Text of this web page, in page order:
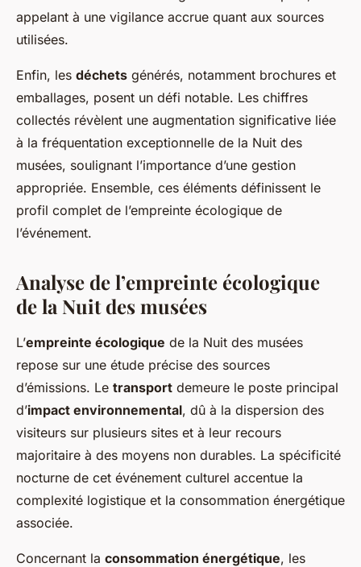
appelant à une vigilance accrue quant aux sources
utilisées.
Enfin, les déchets générés, notamment brochures et
emballages, posent un défi notable. Les chiffres
collectés révèlent une augmentation significative liée
à la fréquentation exceptionnelle de la Nuit des
musées, soulignant l’importance d’une gestion
appropriée. Ensemble, ces éléments définissent le
profil complet de l’empreinte écologique de
l’événement.
Analyse de l’empreinte écologique
de la Nuit des musées
L’empreinte écologique de la Nuit des musées
repose sur une étude précise des sources
d’émissions. Le transport demeure le poste principal
d’impact environnemental, dû à la dispersion des
visiteurs sur plusieurs sites et à leur recours
majoritaire à des moyens non durables. La spécificité
nocturne de cet événement culturel accentue la
complexité logistique et la consommation énergétique
associée.
Concernant la consommation énergétique, les